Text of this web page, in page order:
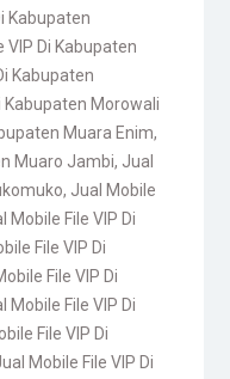
Kabupaten
VIP Di Kabupaten
Kabupaten
Kabupaten Morowali
Muara Enim,
Muaro Jambi, Jual
, Jual Mobile
Mobile File VIP Di
File VIP Di
File VIP Di
Mobile File VIP Di
File VIP Di
Mobile File VIP Di